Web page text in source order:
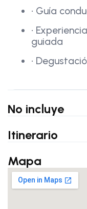
• Guía
•
guiada
•
No incluye
Itinerario
Mapa